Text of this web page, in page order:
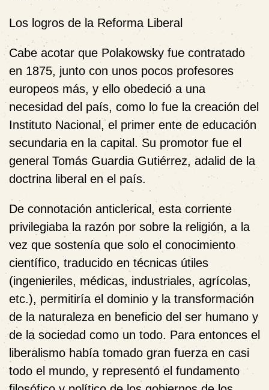
Los logros de la Reforma Liberal
Cabe acotar que Polakowsky fue contratado
en 1875, junto con unos pocos profesores
europeos más, y ello obedeció a una
necesidad del país, como lo fue la creación del
Instituto Nacional, el primer ente de educación
secundaria en la capital. Su promotor fue el
general Tomás Guardia Gutiérrez, adalid de la
doctrina liberal en el país.
De connotación anticlerical, esta corriente
privilegiaba la razón por sobre la religión, a la
vez que sostenía que solo el conocimiento
científico, traducido en técnicas útiles
(ingenieriles, médicas, industriales, agrícolas,
etc.), permitiría el dominio y la transformación
de la naturaleza en beneficio del ser humano y
de la sociedad como un todo. Para entonces el
liberalismo había tomado gran fuerza en casi
todo el mundo, y representó el fundamento